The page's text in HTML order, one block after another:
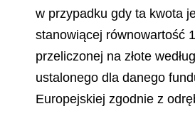
w przypadku gdy ta kwota
stanowiącej równowartość
przeliczonej na złote
ustalonego dla danego
Europejskiej zgodnie z